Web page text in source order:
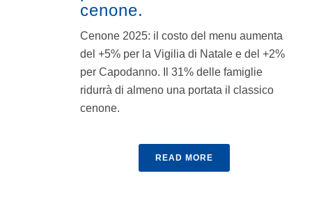
cenone.
Cenone 2025: il costo del menu aumenta
del +5% per la Vigilia di Natale e del +2%
per Capodanno. Il 31% delle famiglie
ridurrà di almeno una portata il classico
cenone.
READ MORE